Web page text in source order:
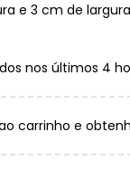
e 3 cm de
nos últimos 4
carrinho e